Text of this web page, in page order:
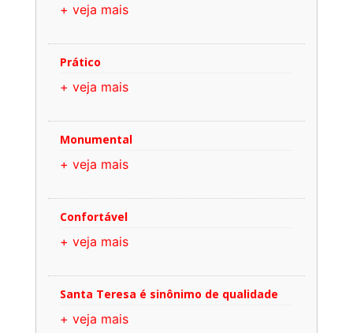
+ veja mais
Prático
+ veja mais
Monumental
+ veja mais
Confortável
+ veja mais
Santa Teresa é sinônimo de qualidade
+ veja mais